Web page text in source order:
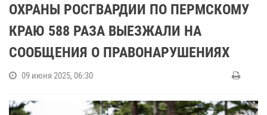
ОХРАНЫ РОСГВАРДИИ ПО ПЕРМСКОМУ
КРАЮ 588 РАЗА ВЫЕЗЖАЛИ НА
СООБЩЕНИЯ О ПРАВОНАРУШЕНИЯХ
09 июня 2025, 06:30